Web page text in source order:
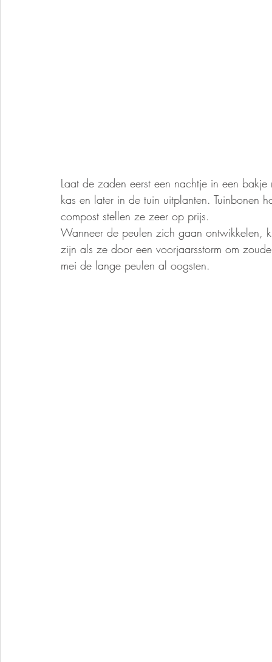
Laat de zaden eerst een nachtje in een
kas en later in de tuin uitplanten. Tuinbonen
compost stellen ze zeer op prijs.
Wanneer de peulen zich gaan ontwikkelen,
zijn als ze door een voorjaarsstorm om
mei de lange peulen al oogsten.